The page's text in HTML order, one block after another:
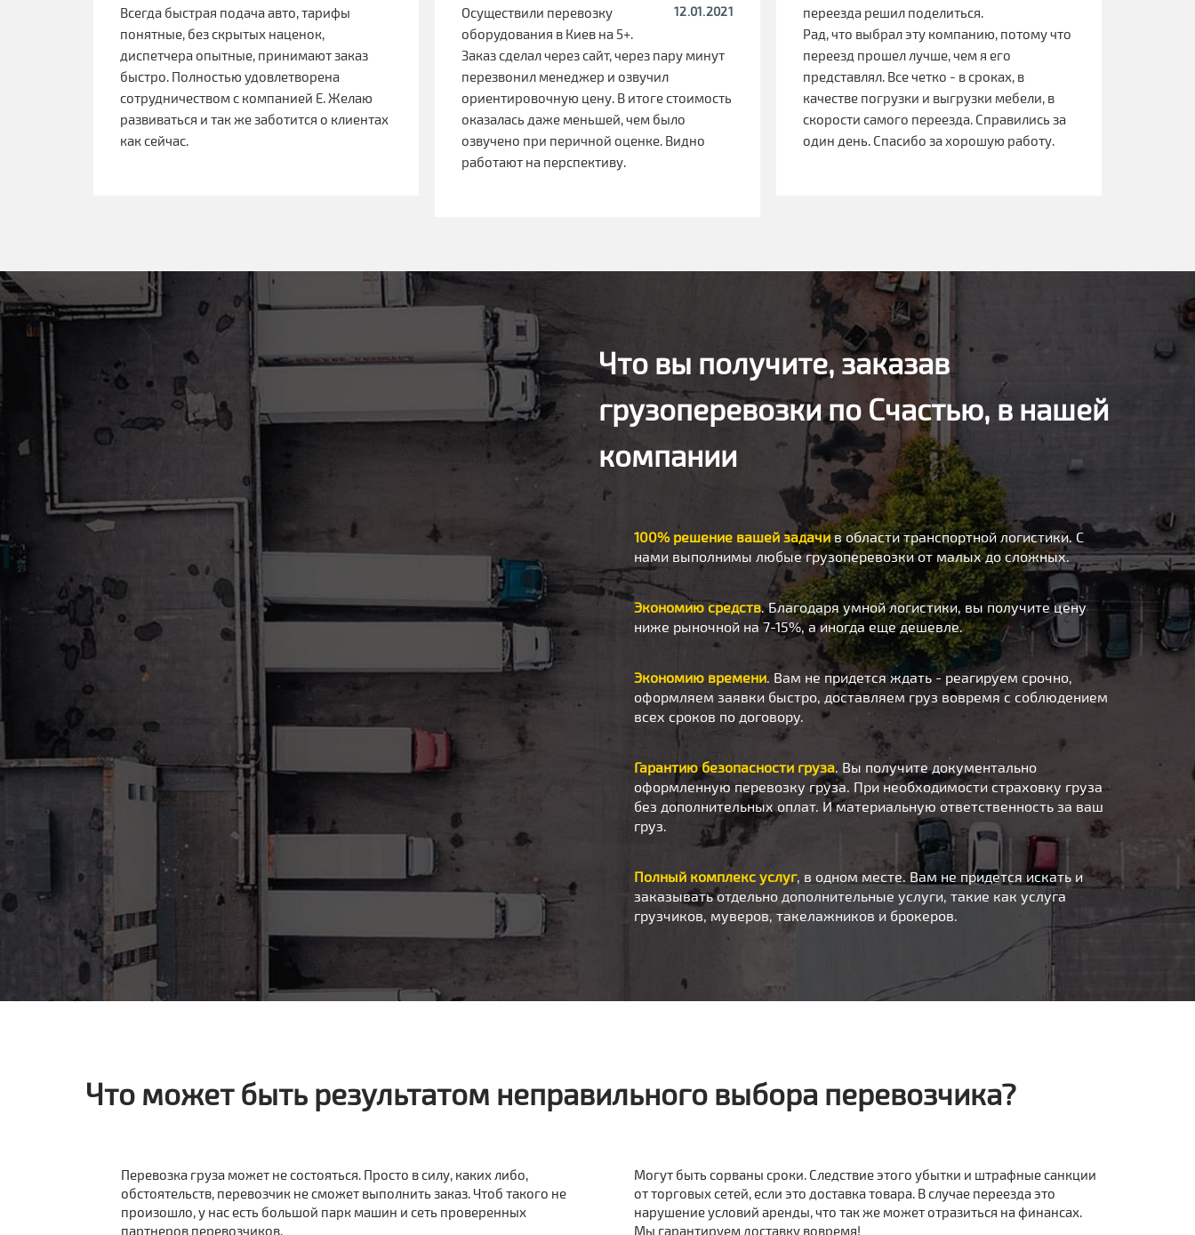
Всегда быстрая подача авто, тарифы
понятные, без скрытых наценок,
диспетчера опытные, принимают заказ
быстро. Полностью удовлетворена
сотрудничеством с компанией Е. Желаю
развиваться и так же заботится о клиентах
как сейчас.
12.01.2021
Осуществили перевозку
оборудования в Киев на 5+.
Заказ сделал через сайт, через пару минут
перезвонил менеджер и озвучил
ориентировочную цену. В итоге стоимость
оказалась даже меньшей, чем было
озвучено при перичной оценке. Видно
работают на перспективу.
переезда решил поделиться.
Рад, что выбрал эту компанию, потому что
переезд прошел лучше, чем я его
представлял. Все четко - в сроках, в
качестве погрузки и выгрузки мебели, в
скорости самого переезда. Справились за
один день. Спасибо за хорошую работу.
Что вы получите, заказав
грузоперевозки по Счастью, в нашей
компании
100% решение вашей задачив области транспортной логистики. С
нами выполнимы любые грузоперевозки от малых до сложных.
Экономию средств. Благодаря умной логистики, вы получите цену
ниже рыночной на 7-15%, а иногда еще дешевле.
Экономию времени. Вам не придется ждать - реагируем срочно,
оформляем заявки быстро, доставляем груз вовремя с соблюдением
всех сроков по договору.
Гарантию безопасности груза. Вы получите документально
оформленную перевозку груза. При необходимости страховку груза
без дополнительных оплат. И материальную ответственность за ваш
груз.
Полный комплекс услуг, в одном месте. Вам не придется искать и
заказывать отдельно дополнительные услуги, такие как услуга
грузчиков, муверов, такелажников и брокеров.
Что может быть результатом неправильного выбора перевозчика?
Перевозка груза может не состояться. Просто в силу, каких либо,
обстоятельств, перевозчик не сможет выполнить заказ. Чтоб такого не
произошло, у нас есть большой парк машин и сеть проверенных
партнеров перевозчиков.
Могут быть сорваны сроки. Следствие этого убытки и штрафные санкции
от торговых сетей, если это доставка товара. В случае переезда это
нарушение условий аренды, что так же может отразиться на финансах.
Мы гарантируем доставку вовремя!